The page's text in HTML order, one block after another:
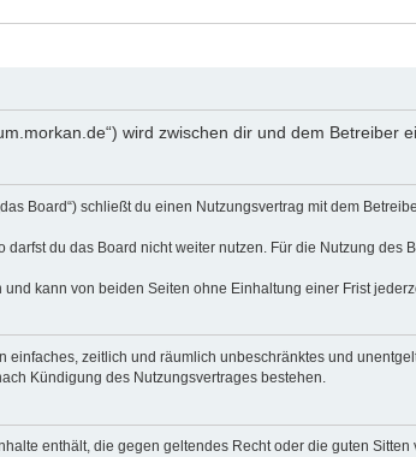
wird zwischen dir und dem Betreiber
Board“) schließt du einen Nutzungsvertrag mit dem
du das Board nicht weiter nutzen. Für die Nutzung des
kann von beiden Seiten ohne Einhaltung einer Frist
einfaches, zeitlich und räumlich unbeschränktes und
Kündigung des Nutzungsvertrages bestehen.
enthält, die gegen geltendes Recht oder die guten